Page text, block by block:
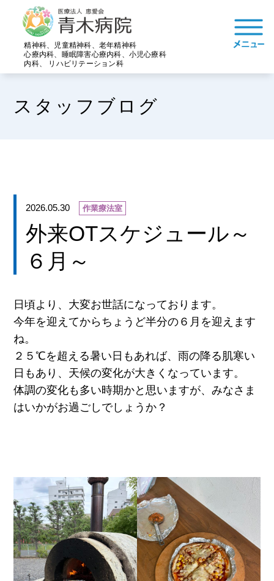
精神科、児童精神科、老年精神科
心療内科、睡眠障害心療内科、小児心療科
内科、 リハビリテーション科
スタッフブログ
2026.05.30 作業療法室
外来OTスケジュール～
６月～
日頃より、大変お世話になっております。
今年を迎えてからちょうど半分の６月を迎えます
ね。
２５℃を超える暑い日もあれば、雨の降る肌寒い
日もあり、天候の変化が大きくなっています。
体調の変化も多い時期かと思いますが、みなさま
はいかがお過ごしでしょうか？